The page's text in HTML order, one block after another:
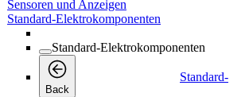
Sensoren und Anzeigen
Standard-Elektrokomponenten
Standard-Elektrokomponenten
Back
Standard-